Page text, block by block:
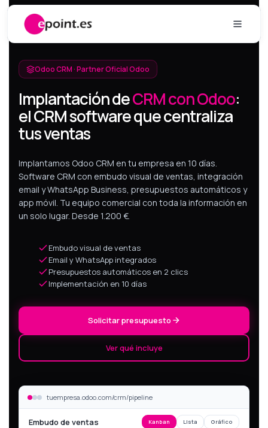
Ir al contenido
Odoo CRM · Partner Oficial Odoo
Implantación deCRM con Odoo:
el CRM software que centraliza
tus ventas
Implantamos Odoo CRM en tu empresa en 10 días.
Software CRM con embudo visual de ventas, integración
email y WhatsApp Business, presupuestos automáticos y
app móvil. Tu equipo comercial con toda la información en
un solo lugar. Desde 1.200 €.
Embudo visual de ventas
Email y WhatsApp integrados
Presupuestos automáticos en 2 clics
Implementación en 10 días
Solicitar presupuesto
Ver qué incluye
tuempresa.odoo.com/crm/pipeline
Embudo de ventas Kanban Lista Gráfico